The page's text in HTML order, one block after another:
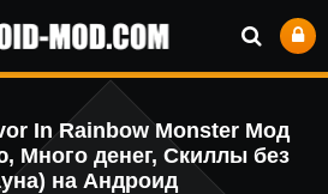
In Rainbow Monster Мод
Много денег, Скиллы без
на Андроид